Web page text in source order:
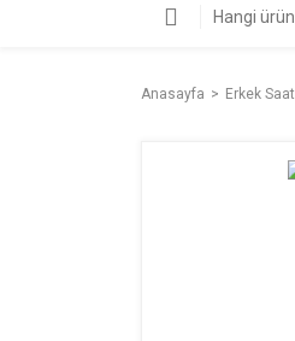
Anasayfa Erkek Saat